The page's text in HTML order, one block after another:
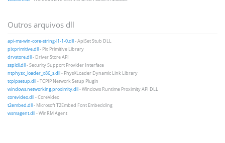
Outros arquivos dll
api-ms-win-core-string-l1-1-0.dll- ApiSet Stub DLL
pixprimitive.dll- Pix Primitive Library
drvstore.dll- Driver Store API
sspicli.dll- Security Support Provider Interface
ntphysx_loader_x86_s.dll- PhysXLoader Dynamic Link Library
tcpipsetup.dll- TCPIP Network Setup Plugin
windows.networking.proximity.dll- Windows Runtime Proximity API DLL
corevideo.dll- CoreVideo
t2embed.dll- Microsoft T2Embed Font Embedding
wsmagent.dll- WinRM Agent